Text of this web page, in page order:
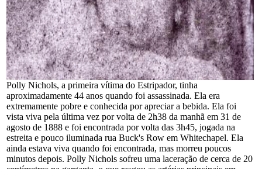
Polly Nichols, a primeira vítima do Estripador, tinha
aproximadamente 44 anos quando foi assassinada. Ela era
extremamente pobre e conhecida por apreciar a bebida. Ela foi
vista viva pela última vez por volta de 2h38 da manhã em 31 de
agosto de 1888 e foi encontrada por volta das 3h45, jogada na
estreita e pouco iluminada rua Buck's Row em Whitechapel. Ela
ainda estava viva quando foi encontrada, mas morreu poucos
minutos depois. Polly Nichols sofreu uma laceração de cerca de 20